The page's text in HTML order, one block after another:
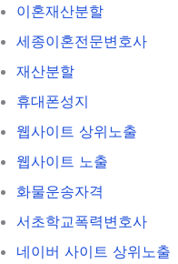
이혼재산분할
세종이혼전문변호사
재산분할
휴대폰성지
웹사이트 상위노출
웹사이트 노출
화물운송자격
서초학교폭력변호사
네이버 사이트 상위노출